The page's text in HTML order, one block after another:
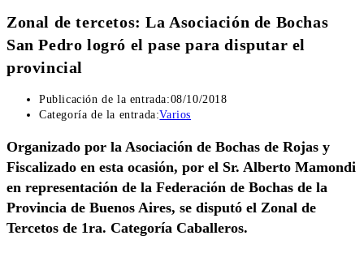
Zonal de tercetos: La Asociación de Bochas
San Pedro logró el pase para disputar el
provincial
Publicación de la entrada:08/10/2018
Categoría de la entrada:Varios
Organizado por la Asociación de Bochas de Rojas y
Fiscalizado en esta ocasión, por el Sr. Alberto Mamondi
en representación de la Federación de Bochas de la
Provincia de Buenos Aires, se disputó el Zonal de
Tercetos de 1ra. Categoría Caballeros.